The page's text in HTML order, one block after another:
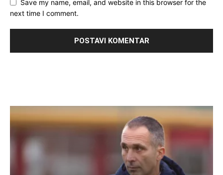
Save my name, email, and website in this browser for the
next time I comment.